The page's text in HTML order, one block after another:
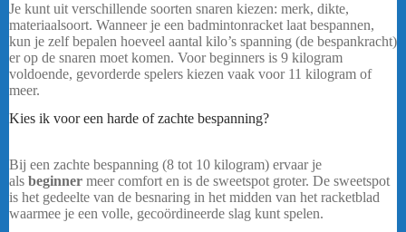
Je kunt uit verschillende soorten snaren kiezen: merk, dikte,
materiaalsoort. Wanneer je een badmintonracket laat bespannen,
kun je zelf bepalen hoeveel aantal kilo’s spanning (de bespankracht)
er op de snaren moet komen. Voor beginners is 9 kilogram
voldoende, gevorderde spelers kiezen vaak voor 11 kilogram of
meer.
Kies ik voor een harde of zachte bespanning?
Bij een zachte bespanning (8 tot 10 kilogram) ervaar je
als beginner meer comfort en is de sweetspot groter. De sweetspot
is het gedeelte van de besnaring in het midden van het racketblad
waarmee je een volle, gecoördineerde slag kunt spelen.